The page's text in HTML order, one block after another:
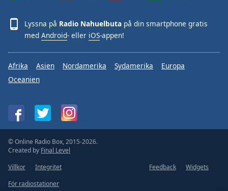
Lyssna på Radio Nahuelbuta på din smartphone gratis
med Android- eller iOS-appen!
Afrika Asien Nordamerika Sydamerika
Europa
Oceanien
© Online Radio Box, 2015-2026.
Created by Final Level
Villkor
Integritet Feedback
Widgets
För radiostationer